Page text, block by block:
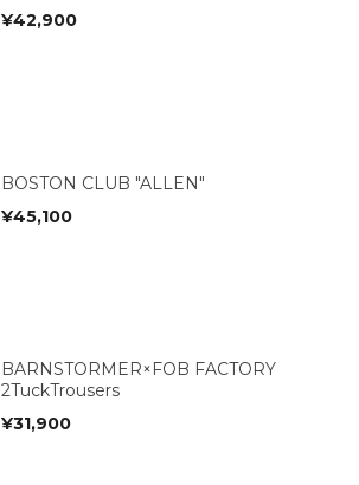
¥42,900
BOSTON CLUB "ALLEN"
¥45,100
BARNSTORMER×FOB FACTORY
2TuckTrousers
¥31,900